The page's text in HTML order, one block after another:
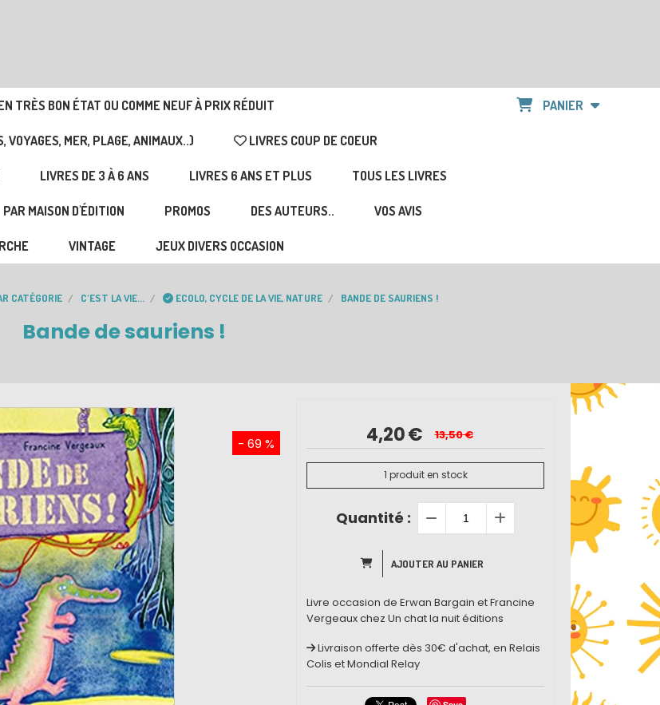
TRÈS BON ÉTAT OU COMME NEUF À PRIX RÉDUIT
VOYAGES, MER, PLAGE, ANIMAUX..) LIVRES COUP DE COEUR
LIVRES DE 3 À 6 ANS LIVRES 6 ANS ET PLUS TOUS LES LIVRES
PAR MAISON D'ÉDITION PROMOS DES AUTEURS.. VOS AVIS
VINTAGE JEUX DIVERS OCCASION
PANIER
CATÉGORIE C'EST LA VIE... ECOLO, CYCLE DE LA VIE, NATURE BANDE DE SAURIENS !
Bande de sauriens !
- 69 % 4,20€ 13,50€
1 produit en stock
Quantité :
AJOUTER AU PANIER
Livre occasion de Erwan Bargain et Francine
Vergeaux chez Un chat la nuit éditions
Livraison offerte dès 30€ d'achat, en Relais
Colis et Mondial Relay